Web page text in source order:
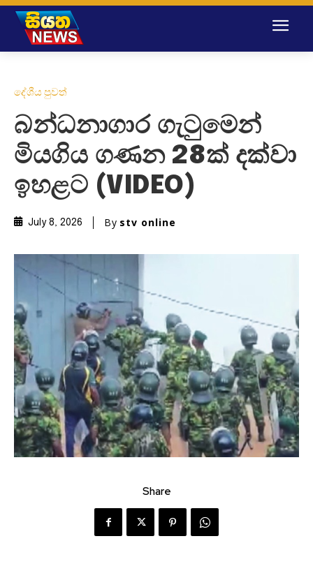
දේශීය පුවත්
බන්ධනාගාර ගැටුමෙන්
මියගිය ගණන 28ක් දක්වා
ඉහළට (VIDEO)
July 8, 2026 By stv online
Share